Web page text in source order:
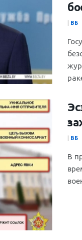
ВБ
ВБ
В